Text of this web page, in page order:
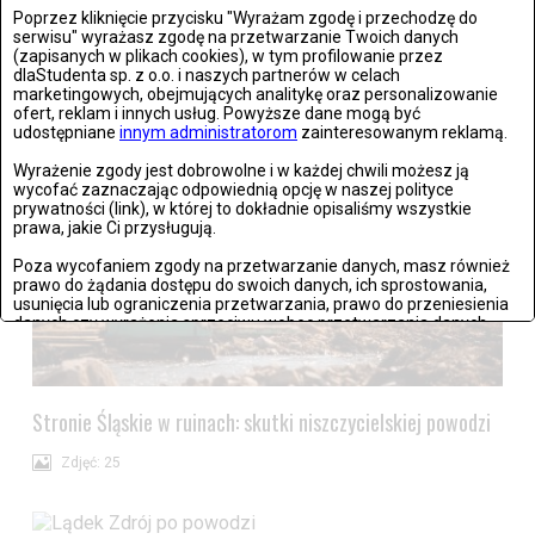
Poprzez kliknięcie przycisku "Wyrażam zgodę i przechodzę do
serwisu" wyrażasz zgodę na przetwarzanie Twoich danych
(zapisanych w plikach cookies), w tym profilowanie przez
dlaStudenta sp. z o.o. i naszych partnerów w celach
marketingowych, obejmujących analitykę oraz personalizowanie
ofert, reklam i innych usług. Powyższe dane mogą być
udostępniane innym administratorom zainteresowanym reklamą.
Wyrażenie zgody jest dobrowolne i w każdej chwili możesz ją
wycofać zaznaczając odpowiednią opcję w naszej polityce
prywatności (link), w której to dokładnie opisaliśmy wszystkie
prawa, jakie Ci przysługują.
Poza wycofaniem zgody na przetwarzanie danych, masz również
prawo do żądania dostępu do swoich danych, ich sprostowania,
usunięcia lub ograniczenia przetwarzania, prawo do przeniesienia
danych czy wyrażenia sprzeciwu wobec przetwarzania danych.
Jeżeli nie chcesz wyrazić zgody na przetwarzanie plików cookies,
przejdź do
ustawień zaawansowanych .
Wyrażam zgodę i przechodzę do serwisu
Wrocław: Romeo i Julia - próba prasowa we wrocławskim
Teatrze Capitol
Zdjęć: 26
Stronie Śląskie w ruinach: skutki niszczycielskiej powodzi
Zdjęć: 25